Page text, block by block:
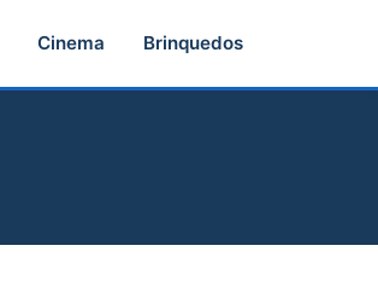
Cinema Brinquedos